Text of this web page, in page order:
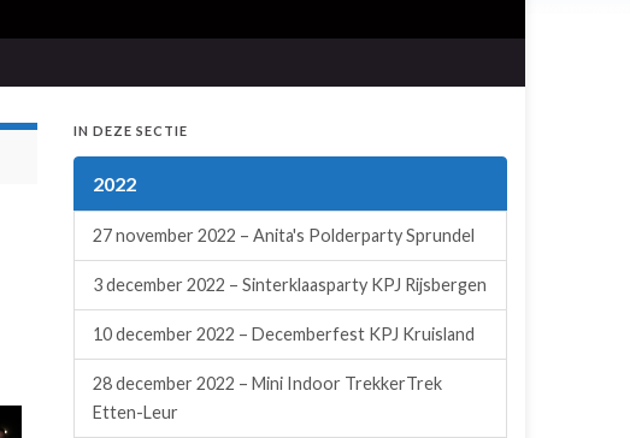
IN DEZE SECTIE
2022
27 november 2022 – Anita's Polderparty Sprundel
3 december 2022 – Sinterklaasparty KPJ Rijsbergen
10 december 2022 – Decemberfest KPJ Kruisland
28 december 2022 – Mini Indoor TrekkerTrek
Etten-Leur